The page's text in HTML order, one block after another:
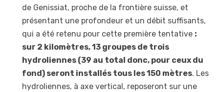
de Genissiat, proche de la frontière suisse, et
présentant une profondeur et un débit suffisants,
qui a été retenu pour cette première tentative :
sur 2 kilomètres, 13 groupes de trois
hydroliennes (39 au total donc, pour ceux du
fond) seront installés tous les 150 mètres. Les
hydroliennes, à axe vertical, reposeront sur une